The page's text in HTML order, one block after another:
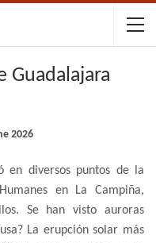
Guadalajara
2026
en diversos puntos de la
en La Campiña,
Se han visto auroras
La erupción solar más